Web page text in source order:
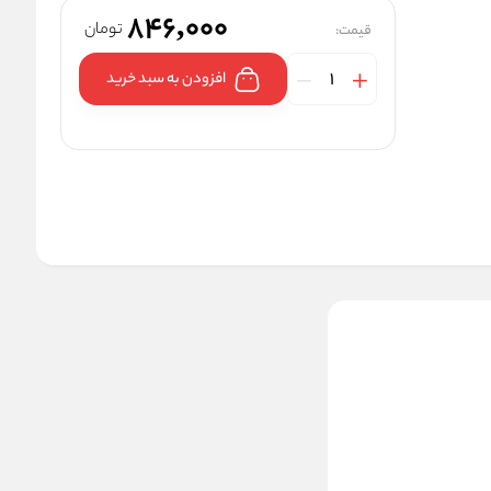
قیمت: 846,000 تومان
افزودن به سبد خرید